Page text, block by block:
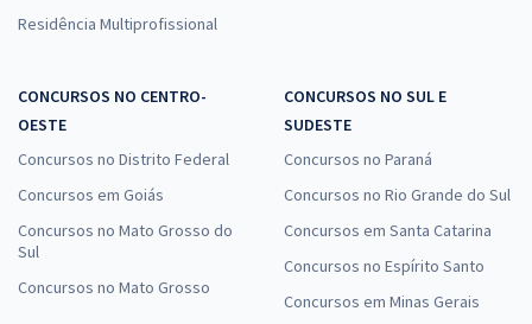
Residência Multiprofissional
CONCURSOS NO CENTRO-
OESTE
Concursos no Distrito Federal
Concursos em Goiás
Concursos no Mato Grosso do
Sul
Concursos no Mato Grosso
CONCURSOS NO SUL E
SUDESTE
Concursos no Paraná
Concursos no Rio Grande do Sul
Concursos em Santa Catarina
Concursos no Espírito Santo
Concursos em Minas Gerais